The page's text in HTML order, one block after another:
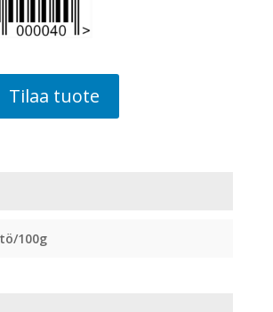
Tilaa tuote
100g